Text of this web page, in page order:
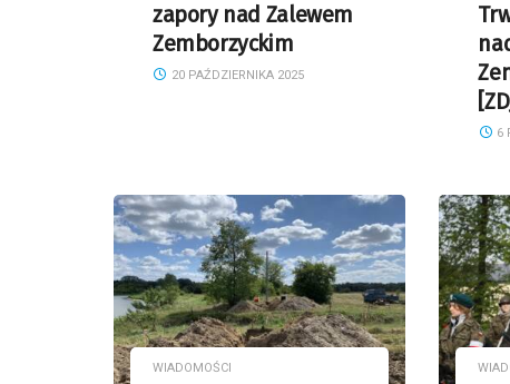
zapory nad Zalewem
Zemborzyckim
20 PAŹDZIERNIKA 2025
6
WIADOMOŚCI